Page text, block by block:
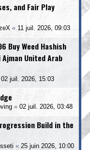
and Fair Play
« 11 juil. 2026, 09:03
Buy Weed Hashish
Ajman United Arab
02 juil. 2026, 15:03
« 02 juil. 2026, 03:48
Build in the
« 25 juin 2026, 10:00